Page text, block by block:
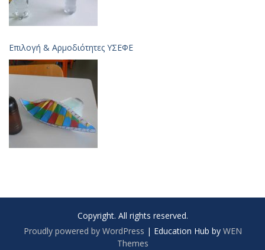
Επιλογή & Aρμοδιότητες ΥΣΕΦΕ
Copyright. All rights reserved.
Proudly powered by WordPress | Education Hub by WEN
Themes